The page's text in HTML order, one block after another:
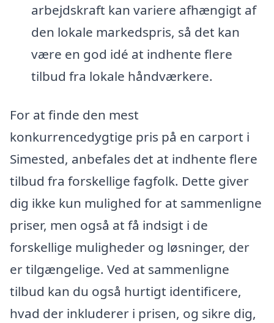
arbejdskraft kan variere afhængigt af
den lokale markedspris, så det kan
være en god idé at indhente flere
tilbud fra lokale håndværkere.
For at finde den mest
konkurrencedygtige pris på en carport i
Simested, anbefales det at indhente flere
tilbud fra forskellige fagfolk. Dette giver
dig ikke kun mulighed for at sammenligne
priser, men også at få indsigt i de
forskellige muligheder og løsninger, der
er tilgængelige. Ved at sammenligne
tilbud kan du også hurtigt identificere,
hvad der inkluderer i prisen, og sikre dig,